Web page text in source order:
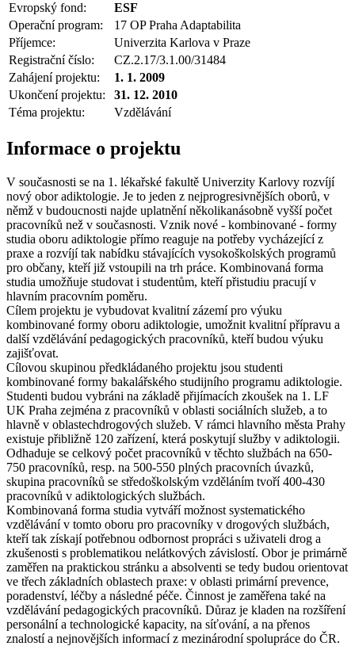
Evropský fond:
ESF
Operační program:
17 OP Praha Adaptabilita
Příjemce:
Univerzita Karlova v Praze
Registrační číslo:
CZ.2.17/3.1.00/31484
Zahájení projektu:
1. 1. 2009
Ukončení projektu:
31. 12. 2010
Téma projektu:
Vzdělávání
Informace o projektu
V současnosti se na 1. lékařské fakultě Univerzity Karlovy rozvíjí
nový obor adiktologie. Je to jeden z nejprogresivnějších oborů, v
němž v budoucnosti najde uplatnění několikanásobně vyšší počet
pracovníků než v současnosti. Vznik nové - kombinované - formy
studia oboru adiktologie přímo reaguje na potřeby vycházející z
praxe a rozvíjí tak nabídku stávajících vysokoškolských programů
pro občany, kteří již vstoupili na trh práce. Kombinovaná forma
studia umožňuje studovat i studentům, kteří přistudiu pracují v
hlavním pracovním poměru.
Cílem projektu je vybudovat kvalitní zázemí pro výuku
kombinované formy oboru adiktologie, umožnit kvalitní přípravu a
další vzdělávání pedagogických pracovníků, kteří budou výuku
zajišťovat.
Cílovou skupinou předkládaného projektu jsou studenti
kombinované formy bakalářského studijního programu adiktologie.
Studenti budou vybráni na základě přijímacích zkoušek na 1. LF
UK Praha zejména z pracovníků v oblasti sociálních služeb, a to
hlavně v oblastechdrogových služeb. V rámci hlavního města Prahy
existuje přibližně 120 zařízení, která poskytují služby v adiktologii.
Odhaduje se celkový počet pracovníků v těchto službách na 650-
750 pracovníků, resp. na 500-550 plných pracovních úvazků,
skupina pracovníků se středoškolským vzděláním tvoří 400-430
pracovníků v adiktologických službách.
Kombinovaná forma studia vytváří možnost systematického
vzdělávání v tomto oboru pro pracovníky v drogových službách,
kteří tak získají potřebnou odbornost propráci s uživateli drog a
zkušenosti s problematikou nelátkových závislostí. Obor je primárně
zaměřen na praktickou stránku a absolventi se tedy budou orientovat
ve třech základních oblastech praxe: v oblasti primární prevence,
poradenství, léčby a následné péče. Činnost je zaměřena také na
vzdělávání pedagogických pracovníků. Důraz je kladen na rozšíření
personální a technologické kapacity, na síťování, a na přenos
znalostí a nejnovějších informací z mezinárodní spolupráce do ČR.